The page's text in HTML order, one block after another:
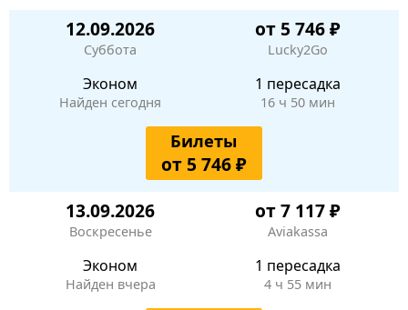
12.09.2026
Суббота
от 5 746 ₽
Lucky2Go
Эконом
Найден сегодня
1 пересадка
16 ч 50 мин
Билеты
от 5 746 ₽
13.09.2026
Воскресенье
от 7 117 ₽
Aviakassa
Эконом
Найден вчера
1 пересадка
4 ч 55 мин